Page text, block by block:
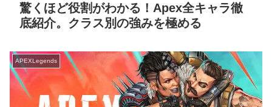
驚くほど役割がわかる！Apex全キャラ徹
底紹介。クラス別の強みを極める
APEXLegends